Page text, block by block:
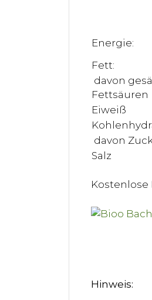
Energie:
Fett:
davon
Fettsäuren
Eiweiß
davon
Salz
Hinweis: